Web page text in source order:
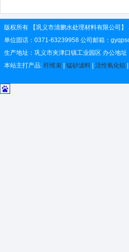
版权所有 【巩义市清鹏水处理材料有限公司
单位固话：0371-63239958 公司邮箱：
生产地址：巩义市夹津口镇工业园区 办公地
本站主打产品: 纤维束| 锰砂滤料| 活性氧化铝